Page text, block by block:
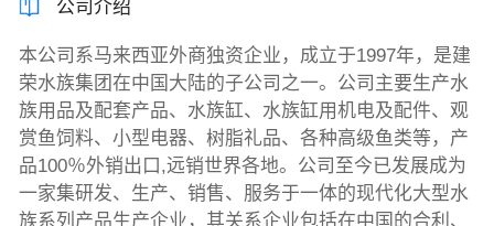
公司介绍
本公司系马来西亚外商独资企业，成立于1997年，是建
荣水族集团在中国大陆的子公司之一。公司主要生产水
族用品及配套产品、水族缸、水族缸用机电及配件、观
赏鱼饲料、小型电器、树脂礼品、各种高级鱼类等，产
品100％外销出口,远销世界各地。公司至今已发展成为
一家集研发、生产、销售、服务于一体的现代化大型水
族系列产品生产企业，其关系企业包括在中国的合利、